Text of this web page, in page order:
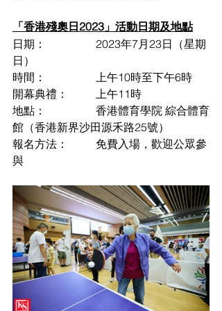
「香港殘奧日2023」活動日期及地點
日期：		2023年7月23日（星期
日）
時間：		上午10時至下午6時
開幕典禮：	上午11時
地點：		香港體育學院 綜合體育
館（香港新界沙田源禾路25號）
報名方法：	免費入場，歡迎公眾參
與